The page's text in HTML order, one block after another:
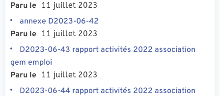
Paru le 11 juillet 2023
annexe D2023-06-42
Paru le 11 juillet 2023
D2023-06-43 rapport activités 2022 association
gem emploi
Paru le 11 juillet 2023
D2023-06-44 rapport activités 2022 association